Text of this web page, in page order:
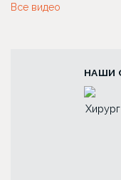
Все видео
НАШИ